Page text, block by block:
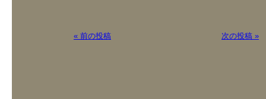
« 前の投稿 次の投稿 »